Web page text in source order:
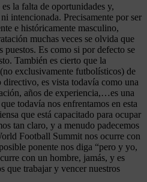
la falta de oportunidades y,
intencionada. Precisamente por ser
e históricamente masculino,
muchas veces se olvida que
puestos. Es como si por defecto se
También es cierto que la
exclusivamente futbolísticos) de
es vista todavía como una
años de experiencia,…es una
todavía nos enfrentamos en esta
que está capacitado para ocupar
tan claro, y a menudo padecemos
Football Summit nos ocurre con
ponente nos diga “pero y yo,
con un hombre, jamás, y es
que trabajar y vencer nuestros